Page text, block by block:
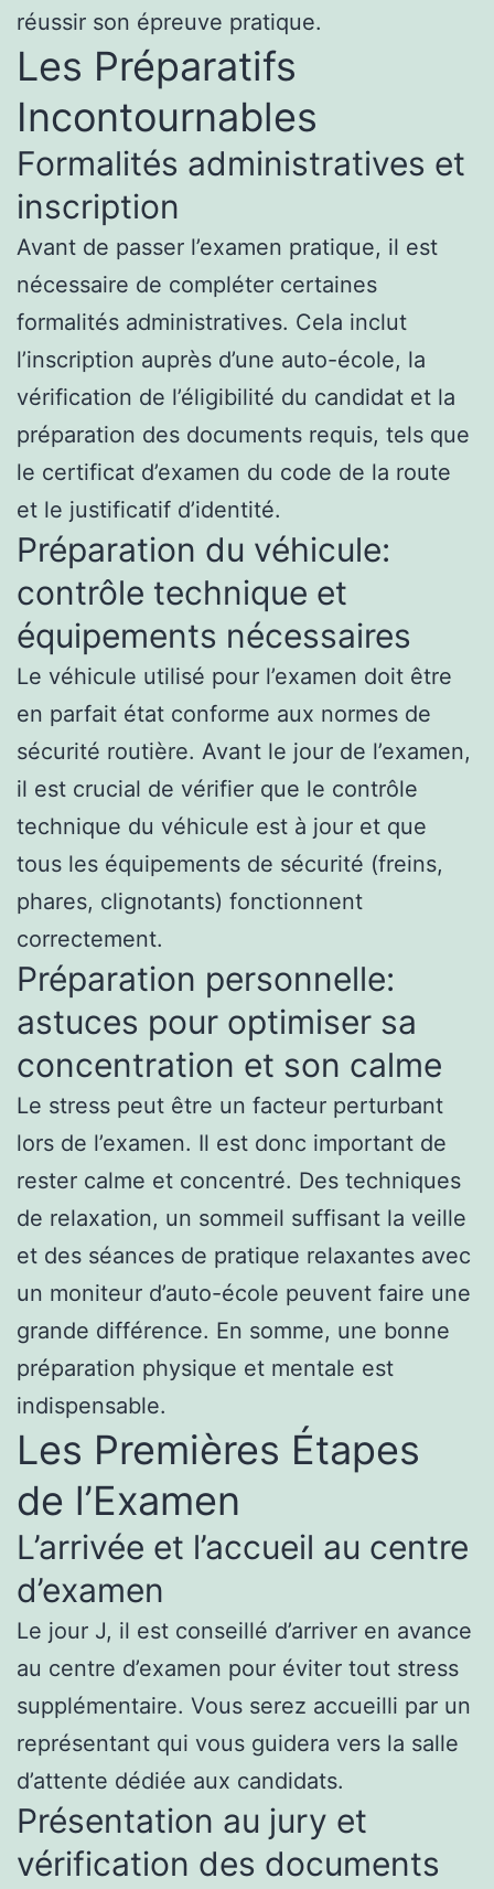
réussir son épreuve pratique.
Les Préparatifs
Incontournables
Formalités administratives et
inscription
Avant de passer l’examen pratique, il est
nécessaire de compléter certaines
formalités administratives. Cela inclut
l’inscription auprès d’une auto-école, la
vérification de l’éligibilité du candidat et la
préparation des documents requis, tels que
le certificat d’examen du code de la route
et le justificatif d’identité.
Préparation du véhicule:
contrôle technique et
équipements nécessaires
Le véhicule utilisé pour l’examen doit être
en parfait état conforme aux normes de
sécurité routière. Avant le jour de l’examen,
il est crucial de vérifier que le contrôle
technique du véhicule est à jour et que
tous les équipements de sécurité (freins,
phares, clignotants) fonctionnent
correctement.
Préparation personnelle:
astuces pour optimiser sa
concentration et son calme
Le stress peut être un facteur perturbant
lors de l’examen. Il est donc important de
rester calme et concentré. Des techniques
de relaxation, un sommeil suffisant la veille
et des séances de pratique relaxantes avec
un moniteur d’auto-école peuvent faire une
grande différence. En somme, une bonne
préparation physique et mentale est
indispensable.
Les Premières Étapes
de l’Examen
L’arrivée et l’accueil au centre
d’examen
Le jour J, il est conseillé d’arriver en avance
au centre d’examen pour éviter tout stress
supplémentaire. Vous serez accueilli par un
représentant qui vous guidera vers la salle
d’attente dédiée aux candidats.
Présentation au jury et
vérification des documents